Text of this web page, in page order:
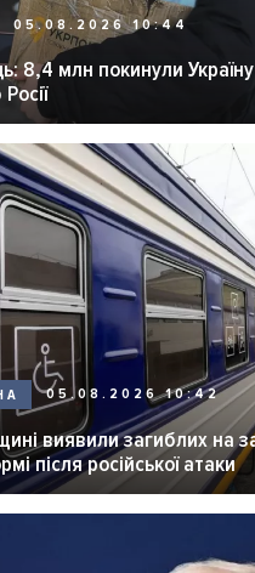
05.08.2026 10:44
8,4 млн покинули
05.08.2026 10:42
виявили загиблих на
після російської атаки